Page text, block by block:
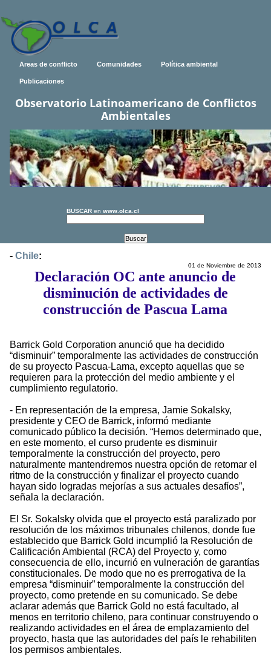
Areas de conflicto Comunidades Política ambiental
Publicaciones
Observatorio Latinoamericano de Conflictos
Ambientales
BUSCAR en www.olca.cl
- Chile:
01 de Noviembre de 2013
Declaración OC ante anuncio de
disminución de actividades de
construcción de Pascua Lama
Barrick Gold Corporation anunció que ha decidido
“disminuir” temporalmente las actividades de construcción
de su proyecto Pascua-Lama, excepto aquellas que se
requieren para la protección del medio ambiente y el
cumplimiento regulatorio.
- En representación de la empresa, Jamie Sokalsky,
presidente y CEO de Barrick, informó mediante
comunicado público la decisión. “Hemos determinado que,
en este momento, el curso prudente es disminuir
temporalmente la construcción del proyecto, pero
naturalmente mantendremos nuestra opción de retomar el
ritmo de la construcción y finalizar el proyecto cuando
hayan sido logradas mejorías a sus actuales desafíos”,
señala la declaración.
El Sr. Sokalsky olvida que el proyecto está paralizado por
resolución de los máximos tribunales chilenos, donde fue
establecido que Barrick Gold incumplió la Resolución de
Calificación Ambiental (RCA) del Proyecto y, como
consecuencia de ello, incurrió en vulneración de garantías
constitucionales. De modo que no es prerrogativa de la
empresa “disminuir” temporalmente la construcción del
proyecto, como pretende en su comunicado. Se debe
aclarar además que Barrick Gold no está facultado, al
menos en territorio chileno, para continuar construyendo o
realizando actividades en el área de emplazamiento del
proyecto, hasta que las autoridades del país le rehabiliten
los permisos ambientales.